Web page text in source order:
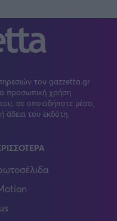
του gazzetta.gr
προσωπική χρήση.
σε οποιοδήποτε μέσο,
άδεια του εκδότη.